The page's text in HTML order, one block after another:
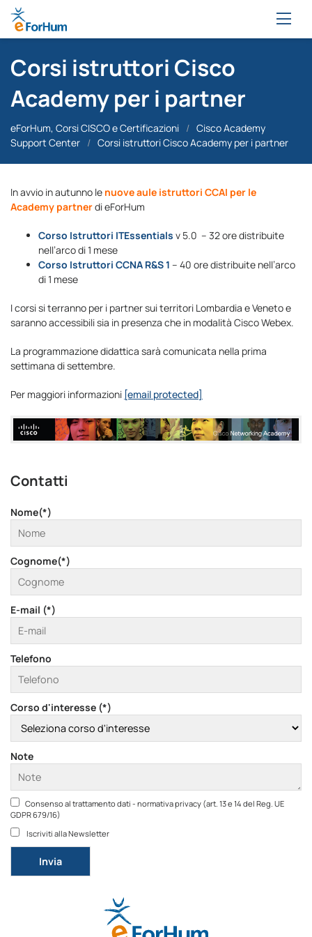
Corsi istruttori Cisco
Academy per i partner
eForHum, Corsi CISCO e Certificazioni / Cisco Academy
Support Center / Corsi istruttori Cisco Academy per i partner
In avvio in autunno le nuove aule istruttori CCAI per le
Academy partnerdi eForHum
Corso Istruttori ITEssentials v 5.0 – 32 ore distribuite
nell’arco di 1 mese
Corso Istruttori CCNA R&S 1 – 40 ore distribuite nell’arco
di 1 mese
I corsi si terranno per i partner sui territori Lombardia e Veneto e
saranno accessibili sia in presenza che in modalità Cisco Webex.
La programmazione didattica sarà comunicata nella prima
settimana di settembre.
Per maggiori informazioni [email protected]
Contatti
Nome(*)
Cognome(*)
E-mail (*)
Telefono
Corso d'interesse (*)
Note
Consenso al trattamento dati - normativa privacy (art. 13 e 14 del Reg. UE
GDPR 679/16)
Iscriviti alla Newsletter
Si prega di lasciare vuoto questo campo.